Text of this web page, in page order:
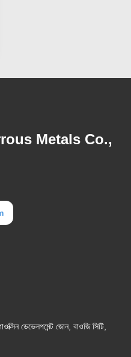
Metals Co.,
ডেভেলপমেন্ট জোন, বাওজি সিটি,